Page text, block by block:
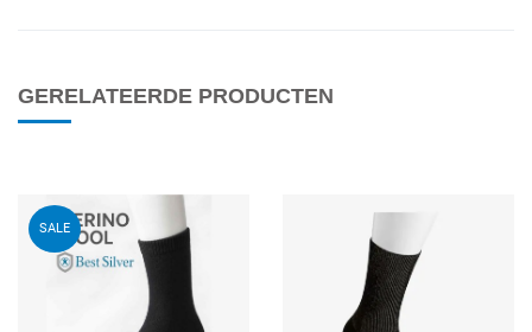
GERELATEERDE PRODUCTEN
SALE
Voeg toe aan mijn wenslijst